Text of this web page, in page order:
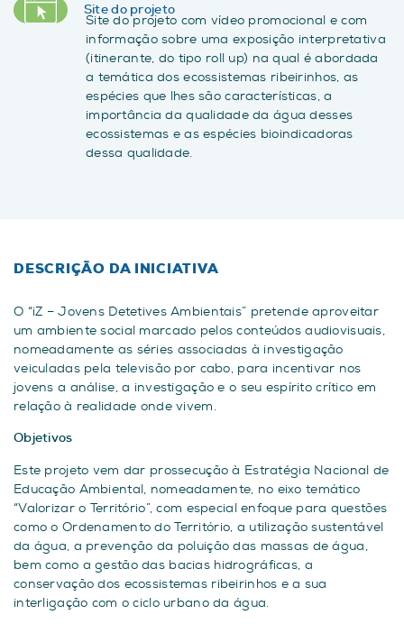
Site do projeto
Site do projeto com vídeo promocional e com
informação sobre uma exposição interpretativa
(itinerante, do tipo roll up) na qual é abordada
a temática dos ecossistemas ribeirinhos, as
espécies que lhes são características, a
importância da qualidade da água desses
ecossistemas e as espécies bioindicadoras
dessa qualidade.
DESCRIÇÃO DA INICIATIVA
O “iZ – Jovens Detetives Ambientais” pretende aproveitar
um ambiente social marcado pelos conteúdos audiovisuais,
nomeadamente as séries associadas à investigação
veiculadas pela televisão por cabo, para incentivar nos
jovens a análise, a investigação e o seu espírito crítico em
relação à realidade onde vivem.
Objetivos
Este projeto vem dar prossecução à Estratégia Nacional de
Educação Ambiental, nomeadamente, no eixo temático
“Valorizar o Território”, com especial enfoque para questões
como o Ordenamento do Território, a utilização sustentável
da água, a prevenção da poluição das massas de água,
bem como a gestão das bacias hidrográficas, a
conservação dos ecossistemas ribeirinhos e a sua
interligação com o ciclo urbano da água.